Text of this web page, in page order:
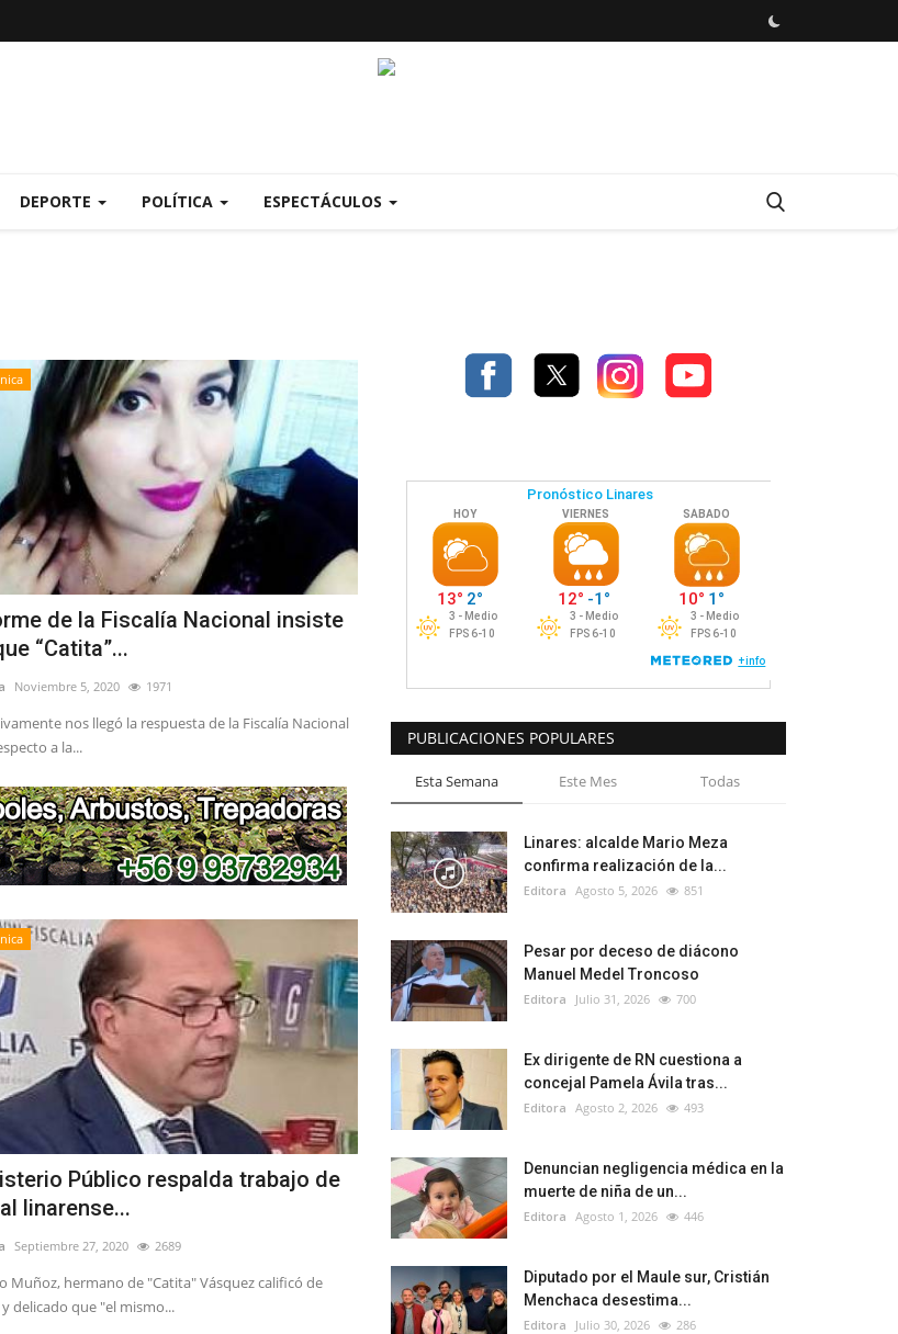
DEPORTE POLÍTICA ESPECTÁCULOS
de la Fiscalía Nacional insiste
“Catita”...
Noviembre 5, 2020 1971
nos llegó la respuesta de la Fiscalía Nacional
a la...
Público respalda trabajo de
linarense...
Septiembre 27, 2020 2689
Muñoz, hermano de "Catita" Vásquez calificó de
delicado que "el mismo...
PUBLICACIONES POPULARES
Esta Semana Este Mes Todas
Linares: alcalde Mario Meza
confirma realización de la...
Editora Agosto 5, 2026 851
Pesar por deceso de diácono
Manuel Medel Troncoso
Editora Julio 31, 2026 700
Ex dirigente de RN cuestiona a
concejal Pamela Ávila tras...
Editora Agosto 2, 2026 493
Denuncian negligencia médica en la
muerte de niña de un...
Editora Agosto 1, 2026 446
Diputado por el Maule sur, Cristián
Menchaca desestima...
Editora Julio 30, 2026 286